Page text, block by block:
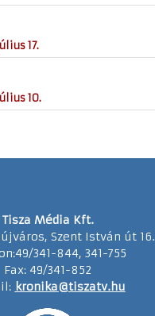
17.
10.
Tisza Média Kft.
Szent István út 16.
341-844, 341-755
Fax: 49/341-852
kronika@tiszatv.hu